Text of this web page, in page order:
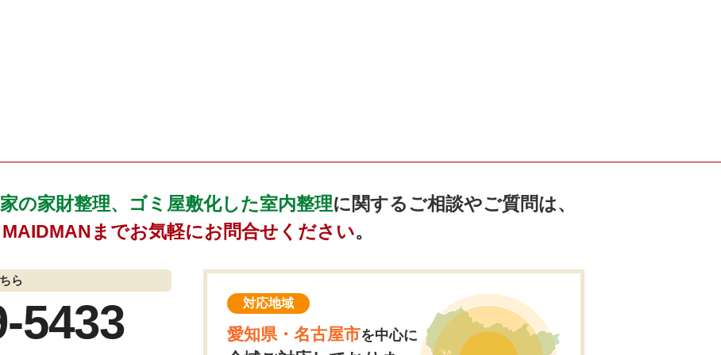
の家財整理、ゴミ屋敷化した室内整理に関するご相談やご質問は、
MAIDMANまでお気軽にお問合せください。
ら
5433 対応地域
愛知県・名古屋市を中心に